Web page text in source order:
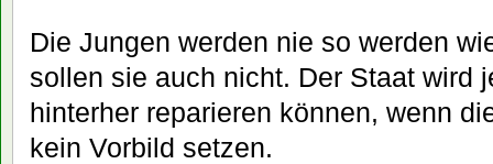
Die Jungen werden nie so werden
sollen sie auch nicht. Der Staat wird
hinterher reparieren können, wenn
kein Vorbild setzen.